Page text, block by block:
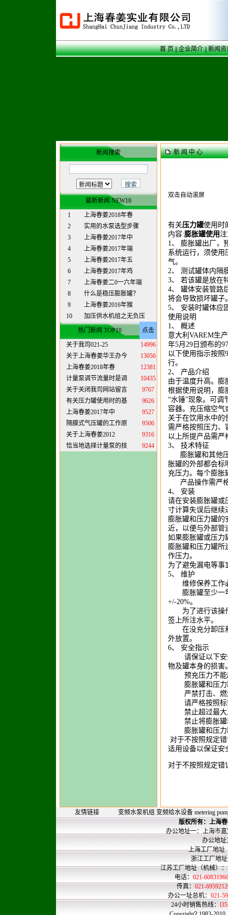
首 页||企业简介||新闻资
新闻搜索
最新新闻 NEW10
1
上海春姜2018年春
2
实用的水泵选型步骤
3
上海春姜2017年中
4
上海春姜2017年端
5
上海春姜2017年五
6
上海春姜2017年鸡
7
上海春姜二0一六年端
8
什么是稳压膨胀罐？
9
上海春姜2016年猴
10
加压供水机组之无负压
热门新闻 TOP10
点击
关于我司021-25
14996
关于上海春姜华王办今
13056
上海春姜2018年春
12381
计量泵调节流量时是调
10435
关于关闭我司网站留言
9767
有关压力罐使用时的基
9626
上海春姜2017年中
9527
隔膜式气压罐的工作原
9506
关于上海春姜2012
9316
恰当地选择计量泵的技
9244
新 闻 中 心
双击自动滚屏
有关压力罐使用时
内容:膨胀罐使用
1、 膨胀罐出厂，
系统运行，须使用
气。
2、 测试罐体内隔
3、 若该罐是放在
4、 罐体安装管路
将会导致损坏罐子
5、 安装时罐体应
使用说明
1、 概述
意大利VAREM生
年5月29日颁布的
以下使用指示按照
行。
2、 产品介绍
由于温度升高。膨
根据使用说明，膨
“水锤”现象。可调
容器。充压缩空气
关于在饮用水中的
需严格按照压力、
以上所提产品需严
3、 技术特征
膨胀罐和其他压
胀罐的外部都会标
充压力。每个膨胀
产品操作需严格
4、 安装
请在安装膨胀罐或
寸计算失误后继续
膨胀罐和压力罐的
近，以便与外部管
如果膨胀罐或压力
膨胀罐和压力罐所
作压力。
为了避免漏电等事
5、 维护
维修保养工作
膨胀罐至少一年
+/-20%。
为了进行该操作
签上所注水平。
在没充分卸压和
外放置。
6、 安全指示
请保证以下安全
物及罐本身的损害
预充压力不能
膨胀罐和压力
严禁打击、燃
请严格按照标
禁止超过最大
禁止将膨胀罐
膨胀罐和压力罐
对于不按照规定
适用设备以保证安
对于不按照规定错
友情链接 变频水泵机组 变频给水设备 metering
版权所有： 上海
办公地址一：上海市嘉
办公地址二：
上海工厂地址
浙江工厂地
江苏工厂地址（机械）
电话： 021-
传真： 021-
办公一址总机： 021-
24小时销售热线：